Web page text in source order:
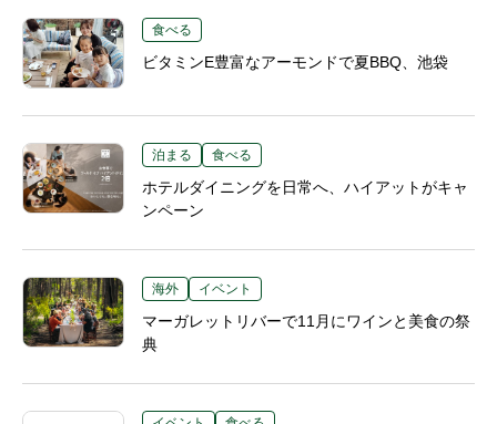
食べる
ビタミンE豊富なアーモンドで夏BBQ、池袋
泊まる 食べる
ホテルダイニングを日常へ、ハイアットがキャ
ンペーン
海外 イベント
マーガレットリバーで11月にワインと美食の祭
典